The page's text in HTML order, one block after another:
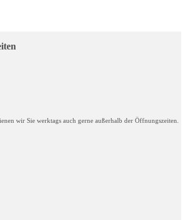
wir Sie werktags auch gerne außerhalb der Öffnungszeiten.